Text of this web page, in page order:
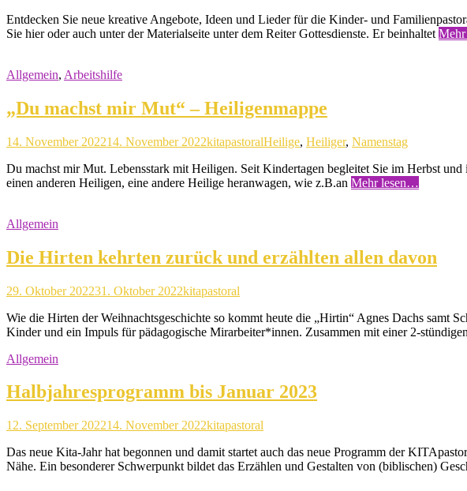
Entdecken Sie neue kreative Angebote, Ideen und Lieder für die Kinder- und
Sie hier oder auch unter der Materialseite unter dem Reiter Gottesdienste. Er beinhaltet
Allgemein, Arbeitshilfe
„Du machst mir Mut“ – Heiligenmappe
14. November 202214. November 2022kitapastoralHeilige, Heiliger, Namenstag
Du machst mir Mut. Lebensstark mit Heiligen. Seit Kindertagen begleitet Sie im Herbst
einen anderen Heiligen, eine andere Heilige heranwagen, wie z.B.an Mehr lesen…
Allgemein
Die Hirten kehrten zurück und erzählten allen davon
29. Oktober 202231. Oktober 2022kitapastoral
Wie die Hirten der Weihnachtsgeschichte so kommt heute die „Hirtin“ Agnes Dachs samt
Kinder und ein Impuls für pädagogische Mirarbeiter*innen. Zusammen mit einer 2-
Allgemein
Halbjahresprogramm bis Januar 2023
12. September 202214. November 2022kitapastoral
Das neue Kita-Jahr hat begonnen und damit startet auch das neue Programm der
Nähe. Ein besonderer Schwerpunkt bildet das Erzählen und Gestalten von (biblischen)